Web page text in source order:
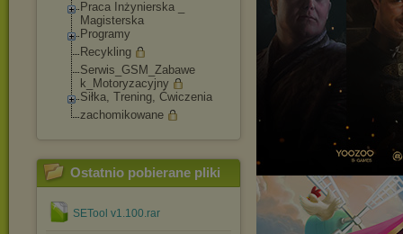
Praca Inżynierska _
Magisterska
Programy
Recykling
Serwis_GSM_Zabawe
k_Motoryzacyjny
Siłka, Trening, Ćwiczenia
zachomikowane
Ostatnio pobierane pliki
SETool v1.100.rar